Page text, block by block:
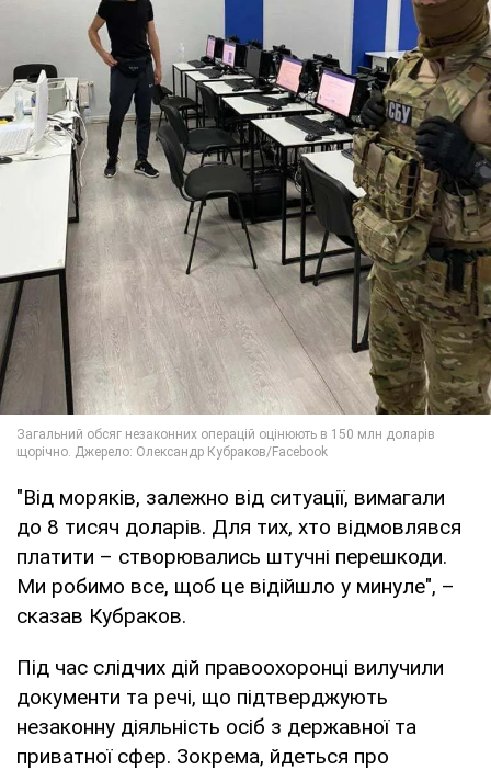
"Від моряків, залежно від ситуації, вимагали
до 8 тисяч доларів. Для тих, хто відмовлявся
платити – створювались штучні перешкоди.
Ми робимо все, щоб це відійшло у минуле", –
сказав Кубраков.
Під час слідчих дій правоохоронці вилучили
документи та речі, що підтверджують
незаконну діяльність осіб з державної та
приватної сфер. Зокрема, йдеться про